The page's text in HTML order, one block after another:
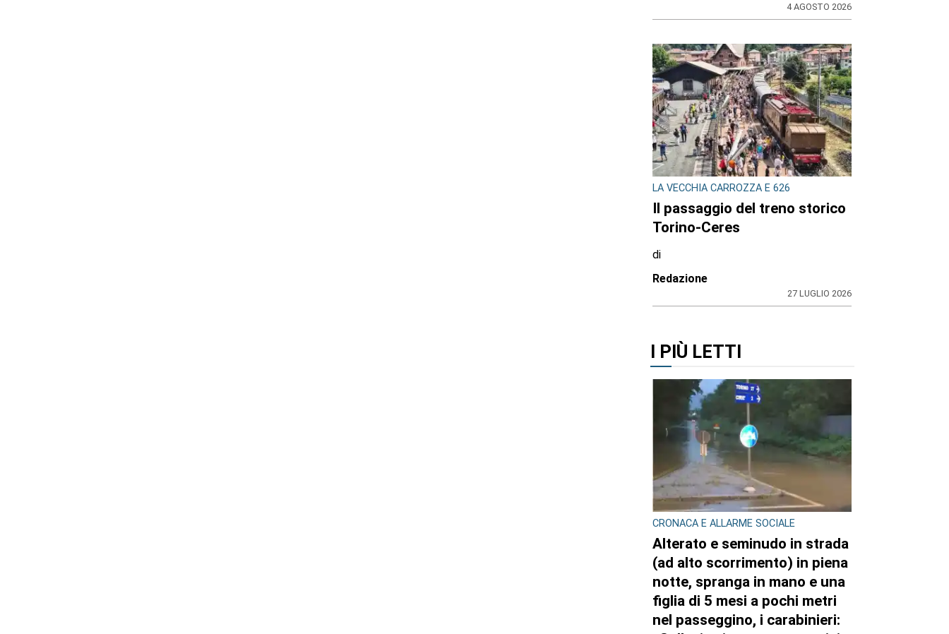
4 AGOSTO 2026
LA VECCHIA CARROZZA E 626
Il passaggio del treno storico
Torino-Ceres
di
Redazione
27 LUGLIO 2026
I PIÙ LETTI
CRONACA E ALLARME SOCIALE
Alterato e seminudo in strada
(ad alto scorrimento) in piena
notte, spranga in mano e una
figlia di 5 mesi a pochi metri
nel passeggino, i carabinieri: